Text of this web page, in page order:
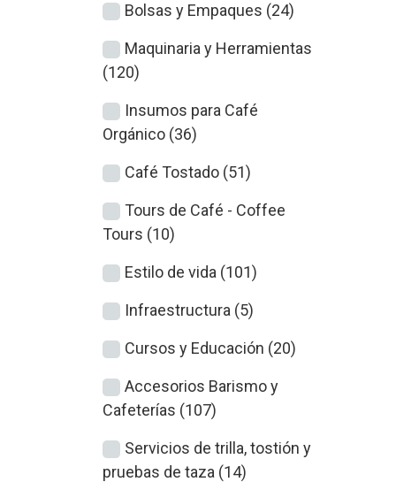
Bolsas y Empaques (24)
Maquinaria y Herramientas
(120)
Insumos para Café
Orgánico (36)
Café Tostado (51)
Tours de Café - Coffee
Tours (10)
Estilo de vida (101)
Infraestructura (5)
Cursos y Educación (20)
Accesorios Barismo y
Cafeterías (107)
Servicios de trilla, tostión y
pruebas de taza (14)